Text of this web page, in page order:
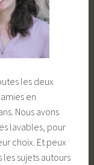
les deux
en
Nous avons
lavables, pour
choix. Et peux
sujets autours